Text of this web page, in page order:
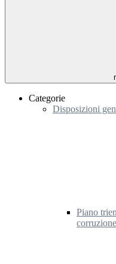
Categorie
Disposizioni
Piano